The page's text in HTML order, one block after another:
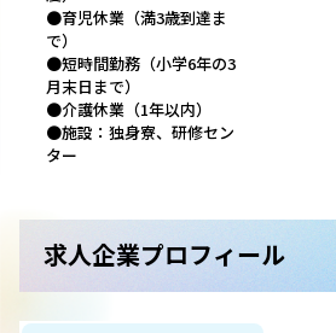
●育児休業（満3歳到達ま
で）
●短時間勤務（小学6年の3
月末日まで）
●介護休業（1年以内）
●施設：独身寮、研修セン
ター
求人企業プロフィール